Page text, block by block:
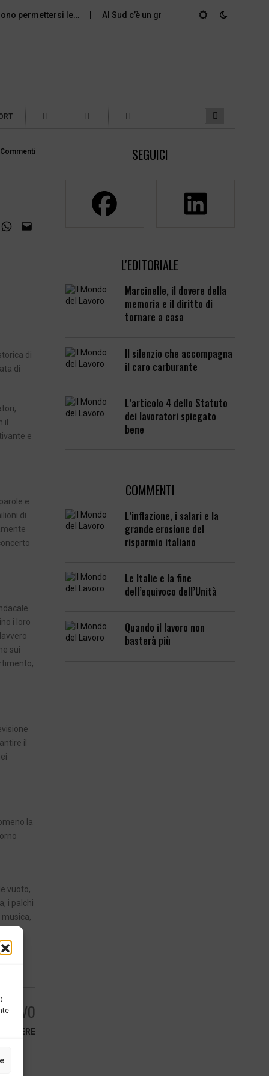
permettersi le… Al Sud c’è un grande divario tra gli…
di
di
il
e
e
di
i loro
sui
il
la
vuoto,
i palchi
SEGUICI
L'EDITORIALE
Marcinelle, il dovere della
memoria e il diritto di
tornare a casa
Il silenzio che accompagna
il caro carburante
L’articolo 4 dello Statuto
dei lavoratori spiegato
bene
COMMENTI
L’inflazione, i salari e la
grande erosione del
risparmio italiano
Le Italie e la fine
dell’equivoco dell’Unità
Quando il lavoro non
basterà più